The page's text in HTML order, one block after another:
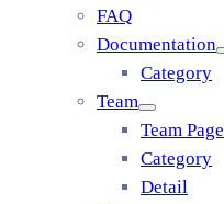
FAQ
Documentation
Category
Team
Team Page
Category
Detail